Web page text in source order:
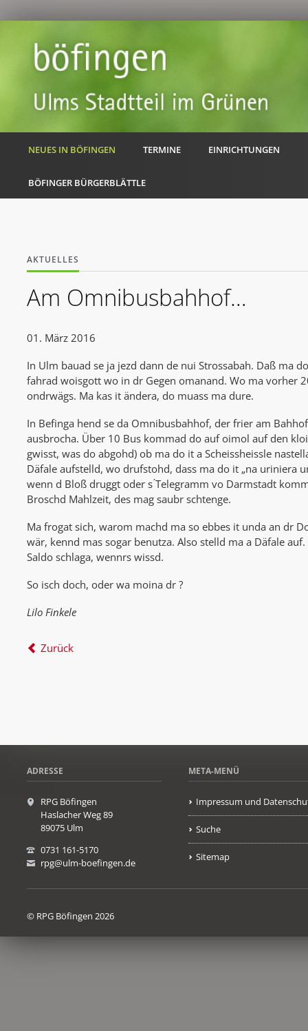
NEUES IN BÖFINGEN TERMINE EINRICHTUNGEN
BÖFINGER BÜRGERBLÄTTLE
AKTUELLES
Am Omnibusbahhof…
01. März 2016
In Ulm bauad se ja jezd dann de nui Strossabah. Daß ma
fahrad woisgott wo in dr Gegen omanand. Wo ma vorher
ondrwägs. Ma kas it ändera, do muass ma dure.
In Befinga hend se da Omnibusbahhof, der frier am
ausbrocha. Über 10 Bus kommad do auf oimol auf den
gwisst, was do abgohd) ob ma do it a Scheissheissle
Däfale aufstelld, wo drufstohd, dass ma do it „na uriniera
wenn d Bloß druggt oder s ́Telegramm vo Darmstadt
Broschd Mahlzeit, des mag saubr schtenge.
Ma frogat sich, warom machd ma so ebbes it unda an dr
wär, kennd mas sogar benutza. Also stelld ma a Däfale
Saldo schlaga, wennrs wissd.
So isch doch, oder wa moina dr ?
Lilo Finkele
Zurück
ADRESSE
RPG Böfingen
Haslacher Weg 89
89075 Ulm
0731 161-5170
rpg@ulm-boefingen.de
META-MENÜ
Impressum und
Suche
Sitemap
© RPG Böfingen 2026